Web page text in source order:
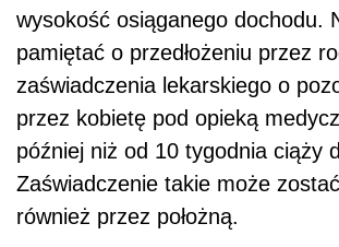
wysokość osiąganego dochodu.
pamiętać o przedłożeniu przez
zaświadczenia lekarskiego o
przez kobietę pod opieką
później niż od 10 tygodnia ciąży
Zaświadczenie takie może
również przez położną.